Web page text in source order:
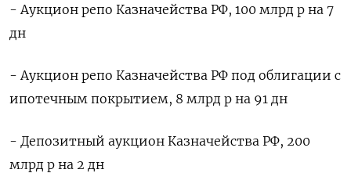
- Аукцион репо Казначейства РФ, 100 млрд р на 7
дн
- Аукцион репо Казначейства РФ под облигации с
ипотечным покрытием, 8 млрд р на 91 дн
- Депозитный аукцион Казначейства РФ, 200
млрд р на 2 дн